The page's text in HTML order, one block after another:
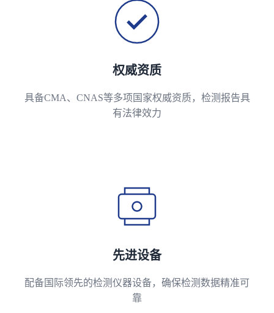
权威资质
具备CMA、CNAS等多项国家权威资质，检测报告具
有法律效力
先进设备
配备国际领先的检测仪器设备，确保检测数据精准可
靠